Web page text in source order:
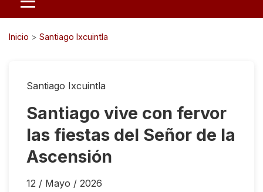
Inicio > Santiago Ixcuintla
Santiago Ixcuintla
Santiago vive con fervor
las fiestas del Señor de la
Ascensión
12 / Mayo / 2026